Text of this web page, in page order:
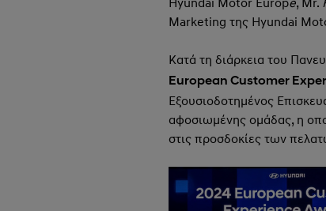
Marketing της Hyundai
Κατά τη διάρκεια του
European Customer
Εξουσιοδοτημένος
αφοσιωμένης ομάδας, η
στις προσδοκίες των